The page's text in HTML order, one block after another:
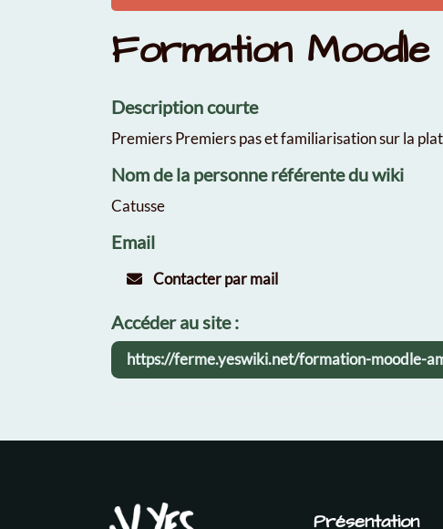
Formation
Description courte
Premiers Premiers pas et familiarisation sur la
Nom de la personne référente du wiki
Catusse
Email
Contacter par mail
Accéder au site :
https://ferme.yeswiki.net/formation-moodle-
Présentation